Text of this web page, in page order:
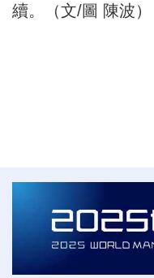
續。（文/圖 陳波）